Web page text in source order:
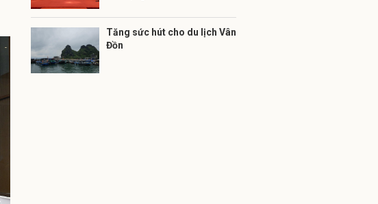
Tăng sức hút cho du lịch Vân
Đồn